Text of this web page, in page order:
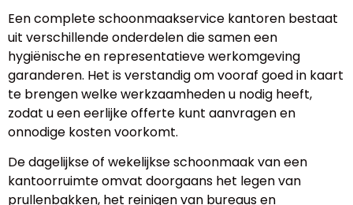
Een complete schoonmaakservice kantoren bestaat
uit verschillende onderdelen die samen een
hygiënische en representatieve werkomgeving
garanderen. Het is verstandig om vooraf goed in kaart
te brengen welke werkzaamheden u nodig heeft,
zodat u een eerlijke offerte kunt aanvragen en
onnodige kosten voorkomt.
De dagelijkse of wekelijkse schoonmaak van een
kantoorruimte omvat doorgaans het legen van
prullenbakken, het reinigen van bureaus en